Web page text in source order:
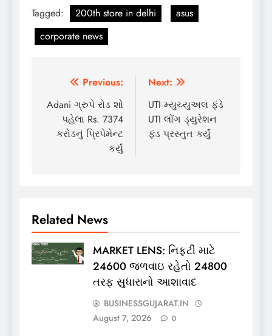
Tagged: 200th store in delhi
asus
corporate news
Post
navigation
Previous:
Adani ગ્રુપે રોડ શો
પહેલા Rs. 7374
કરોડનું પ્રિપેમેન્ટ
કર્યું
Next:
UTI મ્યુચ્યુઅલ ફંડે
UTI લોંગ ડ્યુરેશન
ફંડ પ્રસ્તુત કર્યું
Related News
MARKET LENS: નિફ્ટી માટે
24600 જળવાઇ રહેતો 24800
તરફ સુધારાનો આશાવાદ
BUSINESSGUJARAT.IN
August 7, 2026
0